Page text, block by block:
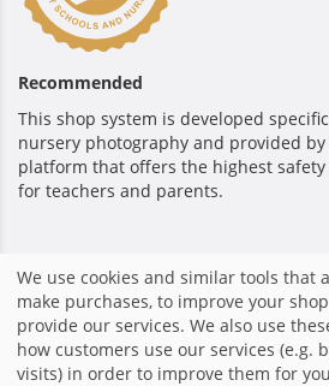
Recommended
This shop system is developed
nursery photography and provided by
platform that offers the highest
for teachers and parents.
We use cookies and similar tools that
make purchases, to improve your
provide our services. We also use
how customers use our services (e.g.
visits) in order to improve them for